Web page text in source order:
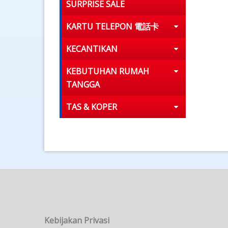
SURPRISE SALE
KARTU TELEPON 電話卡
KECANTIKAN
KEBUTUHAN RUMAH
TANGGA
TAS & KOPER
Kebijakan Privasi